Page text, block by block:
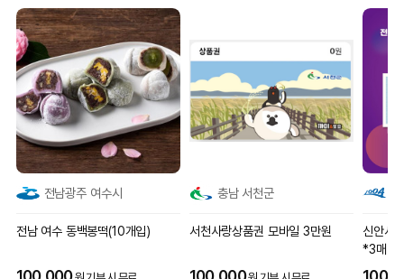
전남광주 여수시
전남 여수 동백봉떡(10개입)
충남 서천군
서천사랑상품권 모바일 3만원
신안사
*3매)